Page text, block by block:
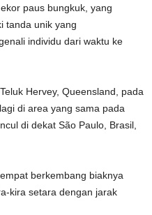
paus bungkuk, yang
tanda unik yang
individu dari waktu ke
Hervey, Queensland, pada
di area yang sama pada
di dekat São Paulo, Brasil,
berkembang biaknya
kira setara dengan jarak